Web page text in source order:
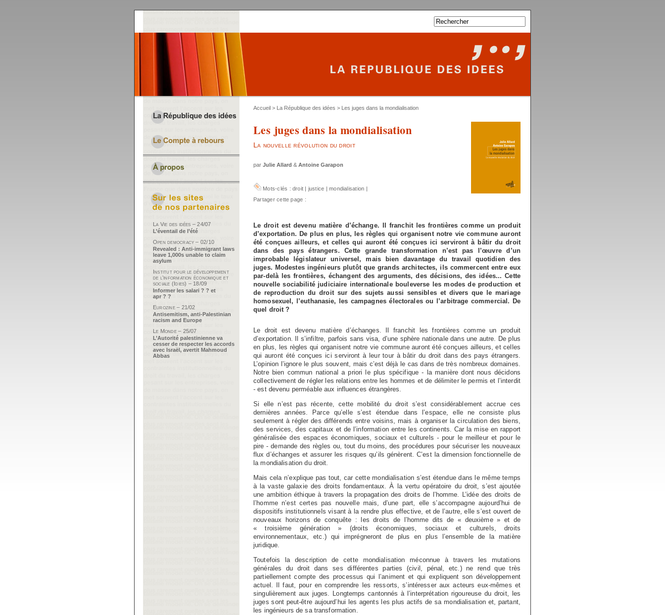
Accueil > La République des idées > Les juges dans la mondialisation
Les juges dans la mondialisation
La nouvelle révolution du droit
par Julie Allard & Antoine Garapon
Mots-clés : droit | justice |mondialisation |
Partager cette page :
Le droit est devenu matière d’échange. Il franchit les frontières comme un produit
d’exportation. De plus en plus, les règles qui organisent notre vie commune auront
été conçues ailleurs, et celles qui auront été conçues ici serviront à bâtir du droit
dans des pays étrangers. Cette grande transformation n’est pas l’œuvre d’un
improbable législateur universel, mais bien davantage du travail quotidien des
juges. Modestes ingénieurs plutôt que grands architectes, ils commercent entre eux
par-delà les frontières, échangent des arguments, des décisions, des idées... Cette
nouvelle sociabilité judiciaire internationale bouleverse les modes de production et
de reproduction du droit sur des sujets aussi sensibles et divers que le mariage
homosexuel, l’euthanasie, les campagnes électorales ou l’arbitrage commercial. De
quel droit ?
Le droit est devenu matière d’échanges. Il franchit les frontières comme un produit
d’exportation. Il s’infiltre, parfois sans visa, d’une sphère nationale dans une autre. De plus
en plus, les règles qui organisent notre vie commune auront été conçues ailleurs, et celles
qui auront été conçues ici serviront à leur tour à bâtir du droit dans des pays étrangers.
L’opinion l’ignore le plus souvent, mais c’est déjà le cas dans de très nombreux domaines.
Notre bien commun national a priori le plus spécifique - la manière dont nous décidons
collectivement de régler les relations entre les hommes et de délimiter le permis et l’interdit
- est devenu perméable aux influences étrangères.
Si elle n’est pas récente, cette mobilité du droit s’est considérablement accrue ces
dernières années. Parce qu’elle s’est étendue dans l’espace, elle ne consiste plus
seulement à régler des différends entre voisins, mais à organiser la circulation des biens,
des services, des capitaux et de l’information entre les continents. Car la mise en rapport
généralisée des espaces économiques, sociaux et culturels - pour le meilleur et pour le
pire - demande des règles ou, tout du moins, des procédures pour sécuriser les nouveaux
flux d’échanges et assurer les risques qu’ils génèrent. C’est la dimension fonctionnelle de
la mondialisation du droit.
Mais cela n’explique pas tout, car cette mondialisation s’est étendue dans le même temps
à la vaste galaxie des droits fondamentaux. À la vertu opératoire du droit, s’est ajoutée
une ambition éthique à travers la propagation des droits de l’homme. L’idée des droits de
l’homme n’est certes pas nouvelle mais, d’une part, elle s’accompagne aujourd’hui de
dispositifs institutionnels visant à la rendre plus effective, et de l’autre, elle s’est ouvert de
nouveaux horizons de conquête : les droits de l’homme dits de « deuxième » et de
« troisième génération » (droits économiques, sociaux et culturels, droits
environnementaux, etc.) qui imprégneront de plus en plus l’ensemble de la matière
juridique.
Toutefois la description de cette mondialisation méconnue à travers les mutations
générales du droit dans ses différentes parties (civil, pénal, etc.) ne rend que très
partiellement compte des processus qui l’animent et qui expliquent son développement
actuel. Il faut, pour en comprendre les ressorts, s’intéresser aux acteurs eux-mêmes et
singulièrement aux juges. Longtemps cantonnés à l’interprétation rigoureuse du droit, les
juges sont peut-être aujourd’hui les agents les plus actifs de sa mondialisation et, partant,
les ingénieurs de sa transformation.
La Vie des idées – 24/07
L’éventail de l’été
Open democracy – 02/10
Revealed : Anti-immigrant laws
leave 1,000s unable to claim
asylum
Institut pour le développement
de l’information économique et
sociale (Idies) – 18/09
Informer les salari ? ? et
apr ? ?
Eurozine – 21/02
Antisemitism, anti-Palestinian
racism and Europe
Le Monde – 25/07
L’Autorité palestinienne va
cesser de respecter les accords
avec Israël, avertit Mahmoud
Abbas